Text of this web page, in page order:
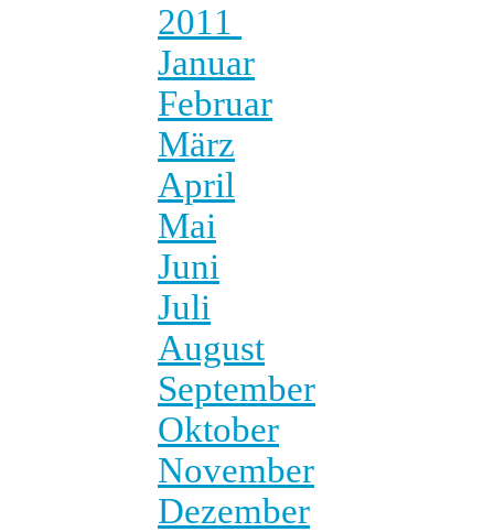
2011
Januar
Februar
März
April
Mai
Juni
Juli
August
September
Oktober
November
Dezember